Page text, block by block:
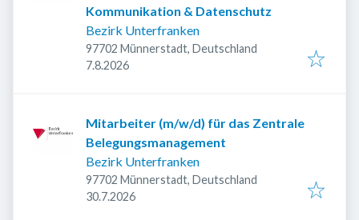
Kommunikation & Datenschutz
Bezirk Unterfranken
97702 Münnerstadt, Deutschland
Veröffentlicht
7.8.2026
Mitarbeiter (m/w/d) für das Zentrale
Belegungsmanagement
Bezirk Unterfranken
97702 Münnerstadt, Deutschland
Veröffentlicht
30.7.2026